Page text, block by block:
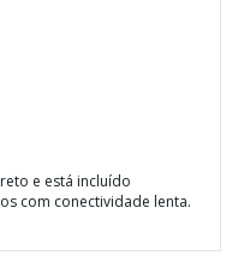
e está incluído
com conectividade lenta.